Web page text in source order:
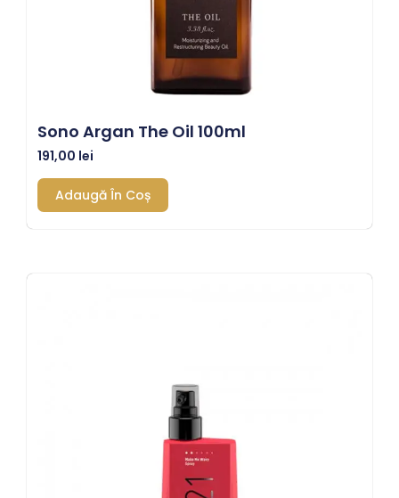
Sono Argan The Oil 100ml
191,00 lei
Adaugă În Coș